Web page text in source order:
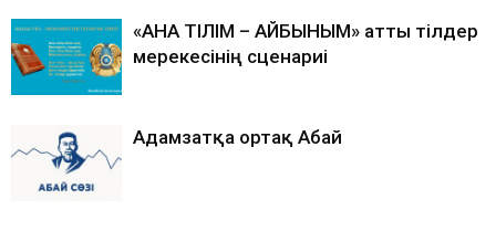
«АНА ТІЛІМ – АЙБЫНЫМ» атты тілдер
мерекесінің сценариі
Адамзатқа ортақ Абай